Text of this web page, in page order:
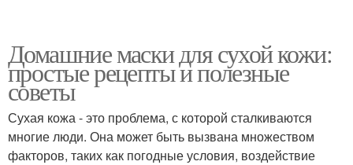
Домашние маски для сухой кожи:
простые рецепты и полезные
советы
Сухая кожа - это проблема, с которой сталкиваются
многие люди. Она может быть вызвана множеством
факторов, таких как погодные условия, воздействие